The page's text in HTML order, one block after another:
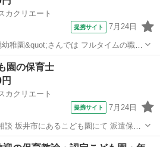
カクリエート
提携サイト 7月24日
稚園&quot;さんでは フルタイムの職員
《園さんについて》 ☆‾‾‾‾‾‾‾‾‾...
園の保育士
カクリエート
提携サイト 7月24日
保育